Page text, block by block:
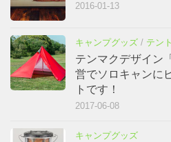
2016-01-13
キャンプグッズ / テント
テンマクデザイン
営でソロキャンに
トです！
2017-06-08
キャンプグッズ